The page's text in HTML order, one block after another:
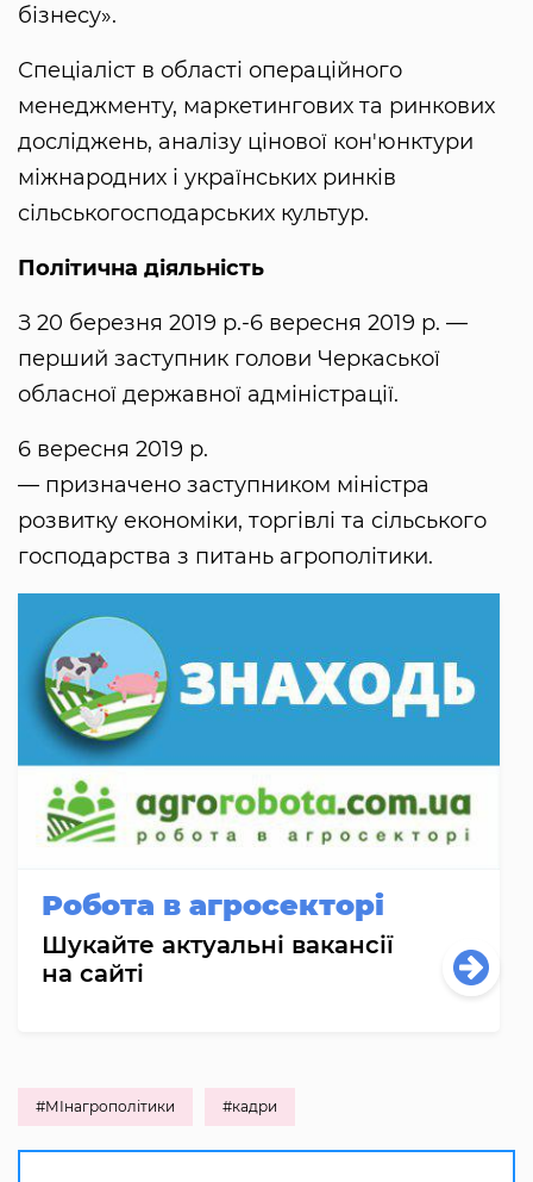
бізнесу».
Спеціаліст в області операційного
менеджменту, маркетингових та ринкових
досліджень, аналізу цінової кон'юнктури
міжнародних і українських ринків
сільськогосподарських культур.
Політична діяльність
З 20 березня 2019 р.-6 вересня 2019 р. —
перший заступник голови Черкаської
обласної державної адміністрації.
6 вересня 2019 р.
— призначено заступником міністра
розвитку економіки, торгівлі та сільського
господарства з питань агрополітики.
Робота в агросекторі
Шукайте актуальні вакансії
на сайті
#МІнагрополітики #кадри